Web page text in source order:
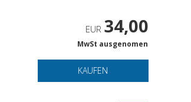
EUR 34,00
MwSt ausgenomen
KAUFEN